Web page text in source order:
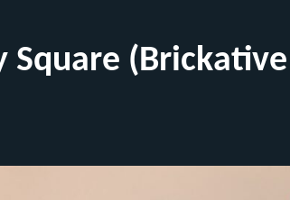
Square (Brickative